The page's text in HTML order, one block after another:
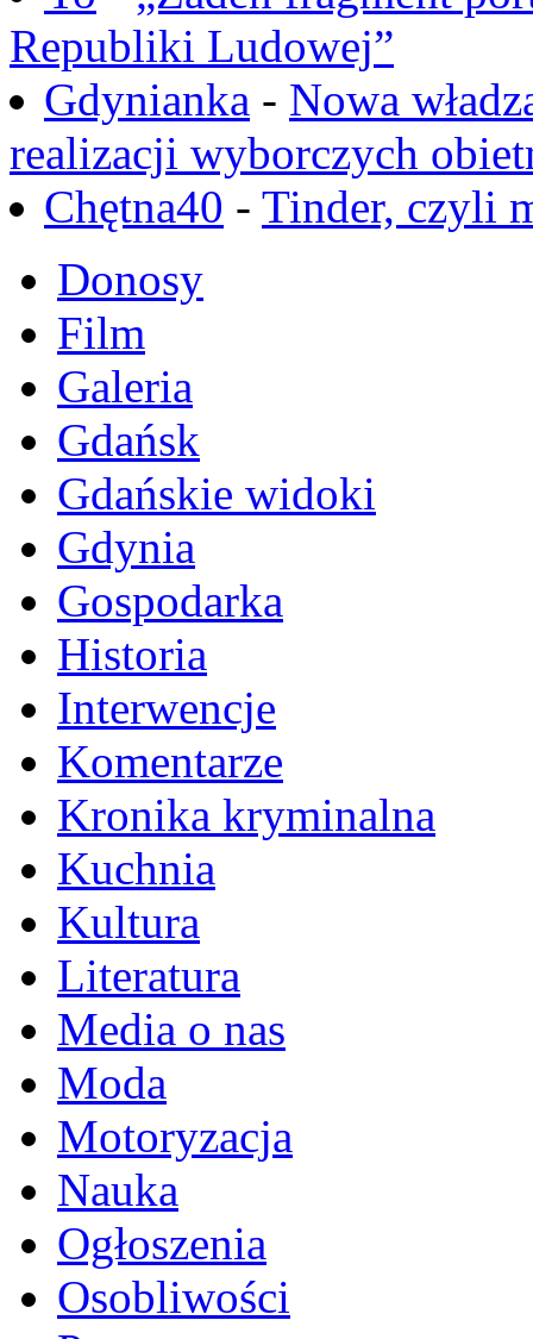
Republiki Ludowej”
Gdynianka - Nowa
realizacji wyborczych
Chętna40 - Tinder, czyli
Donosy
Film
Galeria
Gdańsk
Gdańskie widoki
Gdynia
Gospodarka
Historia
Interwencje
Komentarze
Kronika kryminalna
Kuchnia
Kultura
Literatura
Media o nas
Moda
Motoryzacja
Nauka
Ogłoszenia
Osobliwości